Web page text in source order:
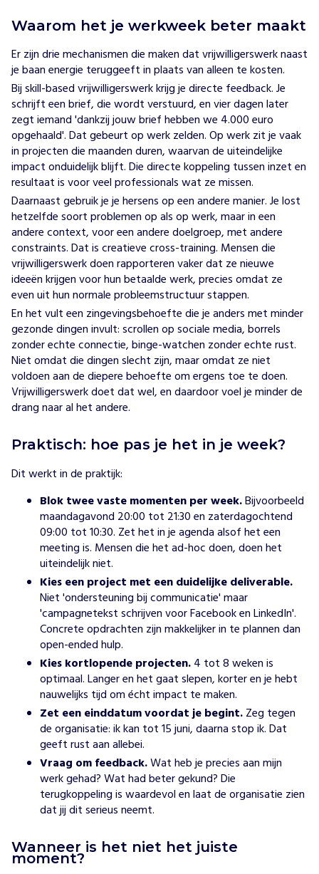
Waarom het je werkweek beter maakt
Er zijn drie mechanismen die maken dat vrijwilligerswerk naast
je baan energie teruggeeft in plaats van alleen te kosten.
Bij skill-based vrijwilligerswerk krijg je directe feedback. Je
schrijft een brief, die wordt verstuurd, en vier dagen later
zegt iemand 'dankzij jouw brief hebben we 4.000 euro
opgehaald'. Dat gebeurt op werk zelden. Op werk zit je vaak
in projecten die maanden duren, waarvan de uiteindelijke
impact onduidelijk blijft. Die directe koppeling tussen inzet en
resultaat is voor veelprofessionalswat ze missen.
Daarnaast gebruik je je hersens op een andere manier. Je lost
hetzelfde soort problemen op als op werk, maar in een
andere context, voor een andere doelgroep, met andere
constraints. Dat is creatieve cross-training. Mensen die
vrijwilligerswerk doen rapporteren vaker dat ze nieuwe
ideeën krijgen voor hun betaalde werk, precies omdat ze
even uit hun normale probleemstructuur stappen.
En het vult een zingevingsbehoeftedie je anders met minder
gezonde dingen invult: scrollen op sociale media, borrels
zonder echte connectie, binge-watchen zonder echte rust.
Niet omdat die dingen slecht zijn, maar omdat ze niet
voldoen aan de diepere behoefte om ergens toe te doen.
Vrijwilligerswerk doet dat wel, en daardoor voel je minder de
drang naar al het andere.
Praktisch: hoe pas je het in je week?
Dit werkt in de praktijk:
Blok twee vaste momenten per week.Bijvoorbeeld
maandagavond 20:00 tot 21:30 en zaterdagochtend
09:00 tot 10:30. Zet het in je agenda alsof het een
meeting is. Mensen die het ad-hoc doen, doen het
uiteindelijk niet.
Kies een project met een duidelijke deliverable.
Niet 'ondersteuning bij communicatie' maar
'campagnetekst schrijven voor Facebook en LinkedIn'.
Concrete opdrachten zijn makkelijker in te plannen dan
open-ended hulp.
Kies kortlopende projecten.4 tot 8 weken is
optimaal. Langer en het gaat slepen, korter en je hebt
nauwelijks tijd om écht impact te maken.
Zet een einddatum voordat je begint.Zeg tegen
de organisatie: ik kan tot 15 juni, daarna stop ik. Dat
geeft rust aan allebei.
Vraag om feedback.Wat heb je precies aan mijn
werk gehad? Wat had beter gekund? Die
terugkoppeling is waardevol en laat de organisatie zien
dat jij dit serieus neemt.
Wanneer is het niet het juiste
moment?